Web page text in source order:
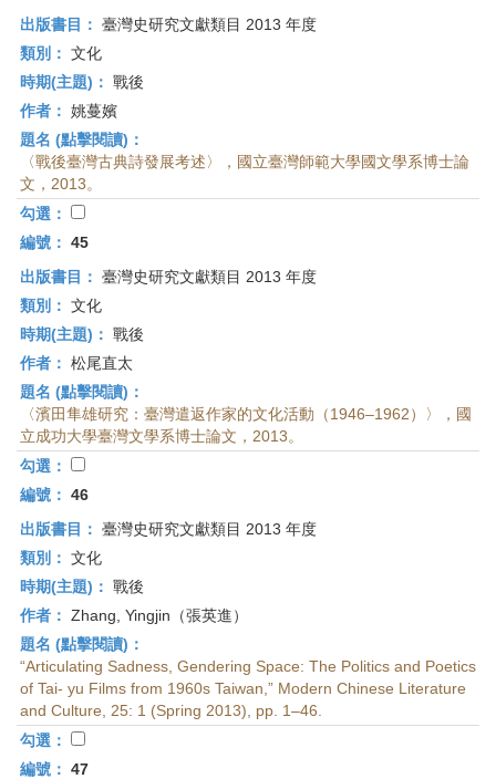
出版書目： 臺灣史研究文獻類目 2013 年度
類別： 文化
時期(主題)： 戰後
作者： 姚蔓嬪
題名 (點擊閱讀)：
〈戰後臺灣古典詩發展考述〉，國立臺灣師範大學國文學系博士論
文，2013。
勾選：
編號： 45
出版書目： 臺灣史研究文獻類目 2013 年度
類別： 文化
時期(主題)： 戰後
作者： 松尾直太
題名 (點擊閱讀)：
〈濱田隼雄研究：臺灣遣返作家的文化活動（1946–1962）〉，國
立成功大學臺灣文學系博士論文，2013。
勾選：
編號： 46
出版書目： 臺灣史研究文獻類目 2013 年度
類別： 文化
時期(主題)： 戰後
作者： Zhang, Yingjin（張英進）
題名 (點擊閱讀)：
“Articulating Sadness, Gendering Space: The Politics and Poetics
of Tai- yu Films from 1960s Taiwan,” Modern Chinese Literature
and Culture, 25: 1 (Spring 2013), pp. 1–46.
勾選：
編號： 47